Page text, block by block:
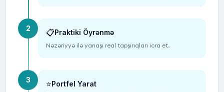
2 📋Praktiki Öyrənmə
Nəzəriyyə ilə yanaşı real tapşırıqları icra et.
3 ⭐Portfel Yarat